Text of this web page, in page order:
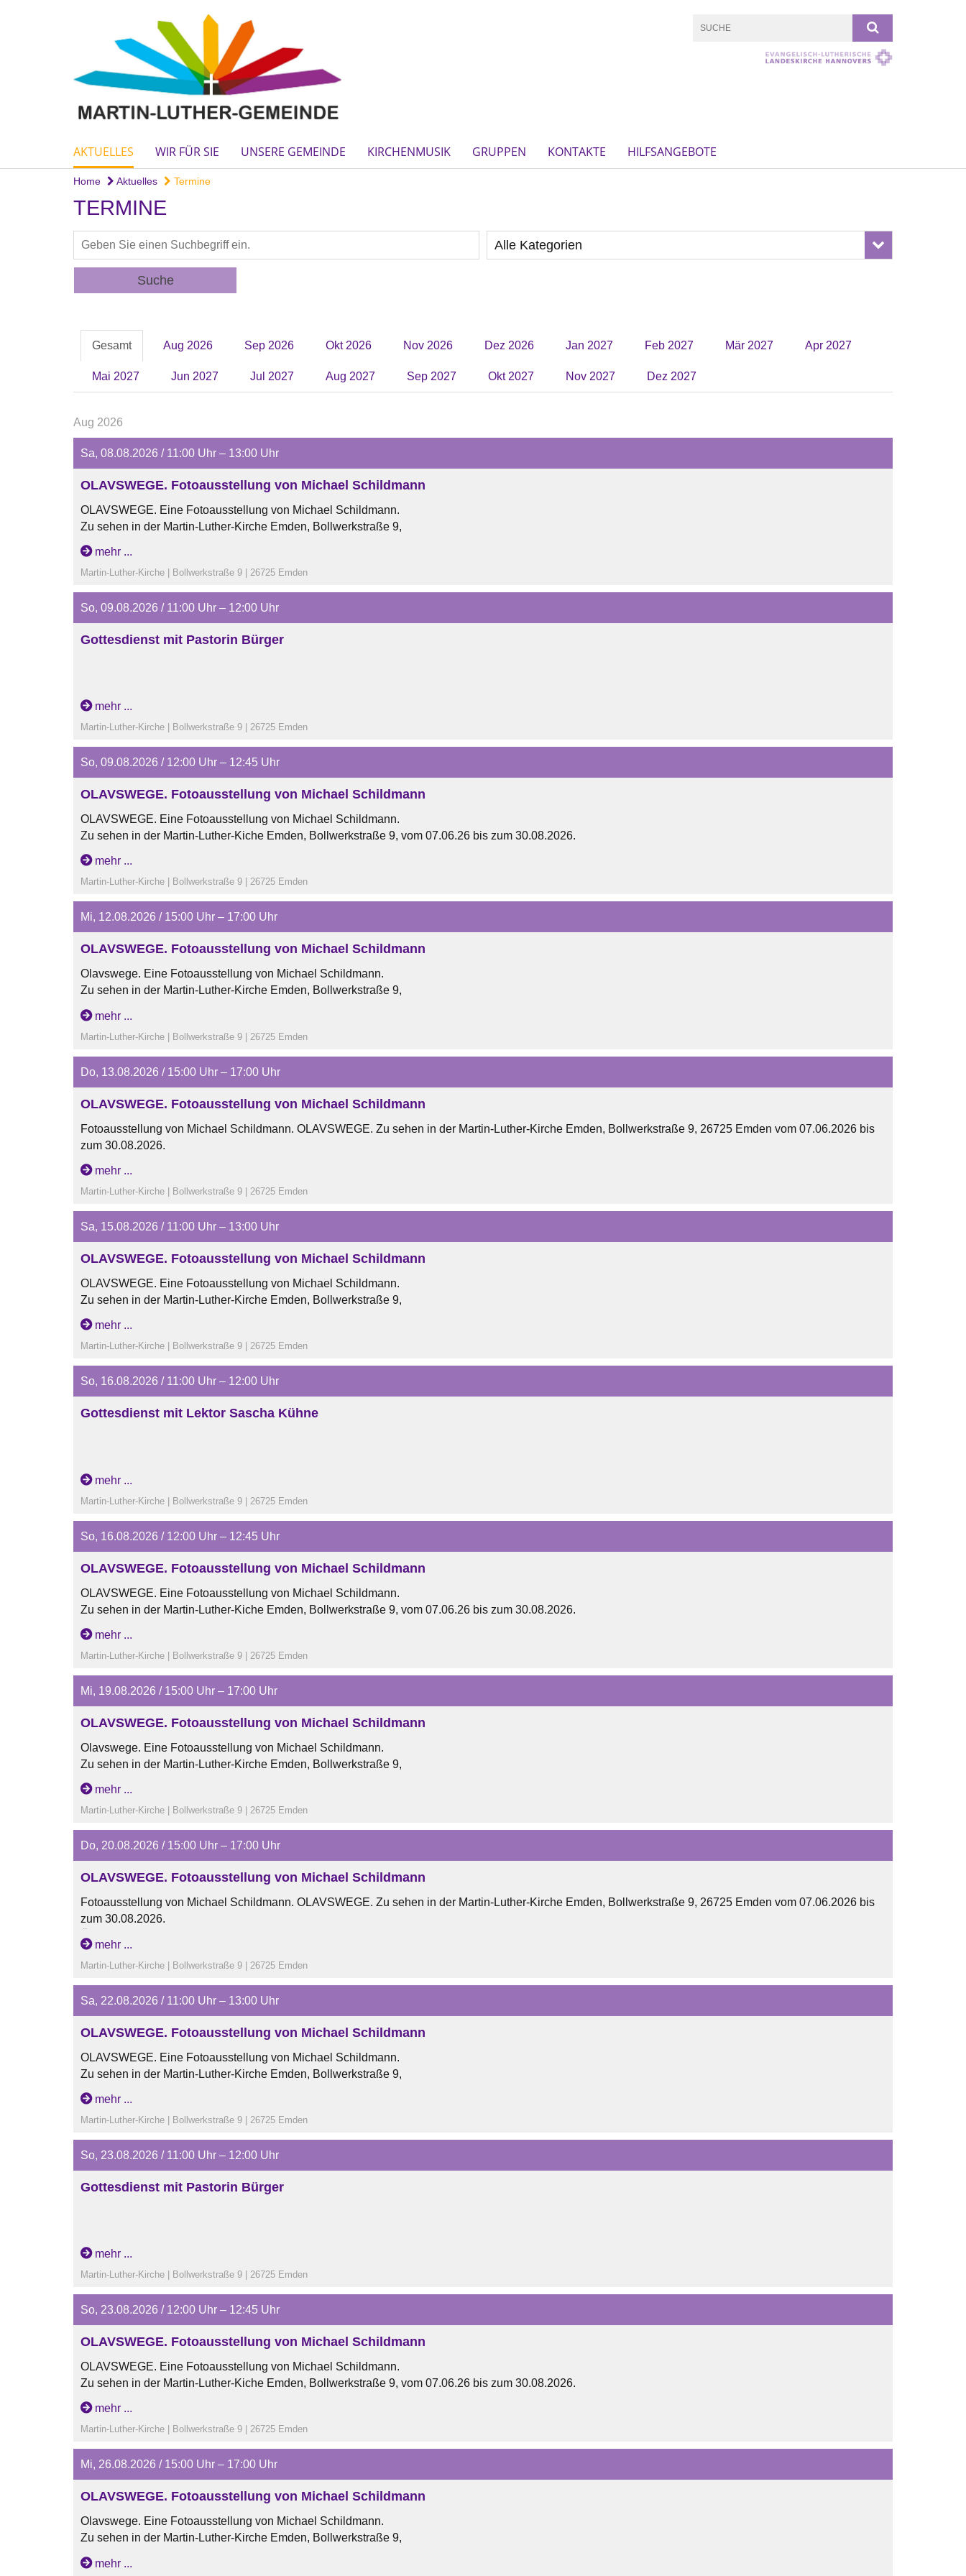
AKTUELLES WIR FÜR SIE UNSERE GEMEINDE KIRCHENMUSIK GRUPPEN KONTAKTE HILFSANGEBOTE
Home Aktuelles Termine
TERMINE
Alle Kategorien
Suche
Gesamt Aug 2026 Sep 2026 Okt 2026 Nov 2026 Dez 2026 Jan 2027 Feb 2027 Mär 2027 Apr 2027
Mai 2027 Jun 2027 Jul 2027 Aug 2027 Sep 2027 Okt 2027 Nov 2027 Dez 2027
Aug 2026
Sa, 08.08.2026 / 11:00 Uhr – 13:00 Uhr
OLAVSWEGE. Fotoausstellung von Michael Schildmann
OLAVSWEGE. Eine Fotoausstellung von Michael Schildmann.
Zu sehen in der Martin-Luther-Kirche Emden, Bollwerkstraße 9,
vom 07.06.26 bis zum 30.08.26
Öffnungszeiten:
dienstags und mittwochs von 15 Uhr bis 17 Uhr
samstags von 11 Uhr bis 13 Uhr
sonntags nach den Gottesdiensten
mehr ...
Martin-Luther-Kirche | Bollwerkstraße 9 | 26725 Emden
So, 09.08.2026 / 11:00 Uhr – 12:00 Uhr
Gottesdienst mit Pastorin Bürger
mehr ...
Martin-Luther-Kirche | Bollwerkstraße 9 | 26725 Emden
So, 09.08.2026 / 12:00 Uhr – 12:45 Uhr
OLAVSWEGE. Fotoausstellung von Michael Schildmann
OLAVSWEGE. Eine Fotoausstellung von Michael Schildmann.
Zu sehen in der Martin-Luther-Kiche Emden, Bollwerkstraße 9, vom 07.06.26 bis zum 30.08.2026.
Öffnungszeiten:
dienstags und mittwochs von 15 Uhr bis 17 Uhr
samstags von 11 Uhr bis 13 Uhr
sonntags nach den Gottesdiensten
mehr ...
Martin-Luther-Kirche | Bollwerkstraße 9 | 26725 Emden
Mi, 12.08.2026 / 15:00 Uhr – 17:00 Uhr
OLAVSWEGE. Fotoausstellung von Michael Schildmann
Olavswege. Eine Fotoausstellung von Michael Schildmann.
Zu sehen in der Martin-Luther-Kirche Emden, Bollwerkstraße 9,
vom 07.06.26 bis zum 30.08.26.
Öffungszeiten:
dienstags und mittwochs von 15 Uhr bis 17 Uhr
samstags von 11 Uhr bis 13 Uhr
sonntags nach den Gottesdiensten
mehr ...
Martin-Luther-Kirche | Bollwerkstraße 9 | 26725 Emden
Do, 13.08.2026 / 15:00 Uhr – 17:00 Uhr
OLAVSWEGE. Fotoausstellung von Michael Schildmann
Fotoausstellung von Michael Schildmann. OLAVSWEGE. Zu sehen in der Martin-Luther-Kirche Emden, Bollwerkstraße 9, 26725 Emden vom 07.06.2026 bis
zum 30.08.2026.
Öffnungszeiten:
mittwochs und donnerstags von 15 Uhr bis 17 Uhr
samstags von 11 Uhr bis 13 Uhr
sonntags nach den jeweiligen Gottesdiensten
mehr ...
Martin-Luther-Kirche | Bollwerkstraße 9 | 26725 Emden
Sa, 15.08.2026 / 11:00 Uhr – 13:00 Uhr
OLAVSWEGE. Fotoausstellung von Michael Schildmann
OLAVSWEGE. Eine Fotoausstellung von Michael Schildmann.
Zu sehen in der Martin-Luther-Kirche Emden, Bollwerkstraße 9,
vom 07.06.26 bis zum 30.08.26
Öffnungszeiten:
dienstags und mittwochs von 15 Uhr bis 17 Uhr
samstags von 11 Uhr bis 13 Uhr
sonntags nach den Gottesdiensten
mehr ...
Martin-Luther-Kirche | Bollwerkstraße 9 | 26725 Emden
So, 16.08.2026 / 11:00 Uhr – 12:00 Uhr
Gottesdienst mit Lektor Sascha Kühne
mehr ...
Martin-Luther-Kirche | Bollwerkstraße 9 | 26725 Emden
So, 16.08.2026 / 12:00 Uhr – 12:45 Uhr
OLAVSWEGE. Fotoausstellung von Michael Schildmann
OLAVSWEGE. Eine Fotoausstellung von Michael Schildmann.
Zu sehen in der Martin-Luther-Kiche Emden, Bollwerkstraße 9, vom 07.06.26 bis zum 30.08.2026.
Öffnungszeiten:
dienstags und mittwochs von 15 Uhr bis 17 Uhr
samstags von 11 Uhr bis 13 Uhr
sonntags nach den Gottesdiensten
mehr ...
Martin-Luther-Kirche | Bollwerkstraße 9 | 26725 Emden
Mi, 19.08.2026 / 15:00 Uhr – 17:00 Uhr
OLAVSWEGE. Fotoausstellung von Michael Schildmann
Olavswege. Eine Fotoausstellung von Michael Schildmann.
Zu sehen in der Martin-Luther-Kirche Emden, Bollwerkstraße 9,
vom 07.06.26 bis zum 30.08.26.
Öffungszeiten:
dienstags und mittwochs von 15 Uhr bis 17 Uhr
samstags von 11 Uhr bis 13 Uhr
sonntags nach den Gottesdiensten
mehr ...
Martin-Luther-Kirche | Bollwerkstraße 9 | 26725 Emden
Do, 20.08.2026 / 15:00 Uhr – 17:00 Uhr
OLAVSWEGE. Fotoausstellung von Michael Schildmann
Fotoausstellung von Michael Schildmann. OLAVSWEGE. Zu sehen in der Martin-Luther-Kirche Emden, Bollwerkstraße 9, 26725 Emden vom 07.06.2026 bis
zum 30.08.2026.
Öffnungszeiten:
mittwochs und donnerstags von 15 Uhr bis 17 Uhr
samstags von 11 Uhr bis 13 Uhr
sonntags nach den jeweiligen Gottesdiensten
mehr ...
Martin-Luther-Kirche | Bollwerkstraße 9 | 26725 Emden
Sa, 22.08.2026 / 11:00 Uhr – 13:00 Uhr
OLAVSWEGE. Fotoausstellung von Michael Schildmann
OLAVSWEGE. Eine Fotoausstellung von Michael Schildmann.
Zu sehen in der Martin-Luther-Kirche Emden, Bollwerkstraße 9,
vom 07.06.26 bis zum 30.08.26
Öffnungszeiten:
dienstags und mittwochs von 15 Uhr bis 17 Uhr
samstags von 11 Uhr bis 13 Uhr
sonntags nach den Gottesdiensten
mehr ...
Martin-Luther-Kirche | Bollwerkstraße 9 | 26725 Emden
So, 23.08.2026 / 11:00 Uhr – 12:00 Uhr
Gottesdienst mit Pastorin Bürger
mehr ...
Martin-Luther-Kirche | Bollwerkstraße 9 | 26725 Emden
So, 23.08.2026 / 12:00 Uhr – 12:45 Uhr
OLAVSWEGE. Fotoausstellung von Michael Schildmann
OLAVSWEGE. Eine Fotoausstellung von Michael Schildmann.
Zu sehen in der Martin-Luther-Kiche Emden, Bollwerkstraße 9, vom 07.06.26 bis zum 30.08.2026.
Öffnungszeiten:
dienstags und mittwochs von 15 Uhr bis 17 Uhr
samstags von 11 Uhr bis 13 Uhr
sonntags nach den Gottesdiensten
mehr ...
Martin-Luther-Kirche | Bollwerkstraße 9 | 26725 Emden
Mi, 26.08.2026 / 15:00 Uhr – 17:00 Uhr
OLAVSWEGE. Fotoausstellung von Michael Schildmann
Olavswege. Eine Fotoausstellung von Michael Schildmann.
Zu sehen in der Martin-Luther-Kirche Emden, Bollwerkstraße 9,
vom 07.06.26 bis zum 30.08.26.
Öffungszeiten:
mehr ...